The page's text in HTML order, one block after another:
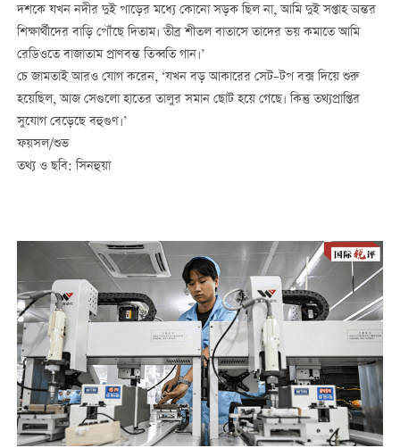
দশকে যখন নদীর দুই পাড়ের মধ্যে কোনো সড়ক ছিল না, আমি দুই সপ্তাহ অন্তর
শিক্ষার্থীদের বাড়ি পৌঁছে দিতাম। তীব্র শীতল বাতাসে তাদের ভয় কমাতে আমি
রেডিওতে বাজাতাম প্রাণবন্ত তিব্বতি গান।’
চে জামতাই আরও যোগ করেন, ‘যখন বড় আকারের সেট–টপ বক্স দিয়ে শুরু
হয়েছিল, আজ সেগুলো হাতের তালুর সমান ছোট হয়ে গেছে। কিন্তু তথ্যপ্রাপ্তির
সুযোগ বেড়েছে বহুগুণ।’
ফয়সল/শুভ
তথ্য ও ছবি: সিনহুয়া